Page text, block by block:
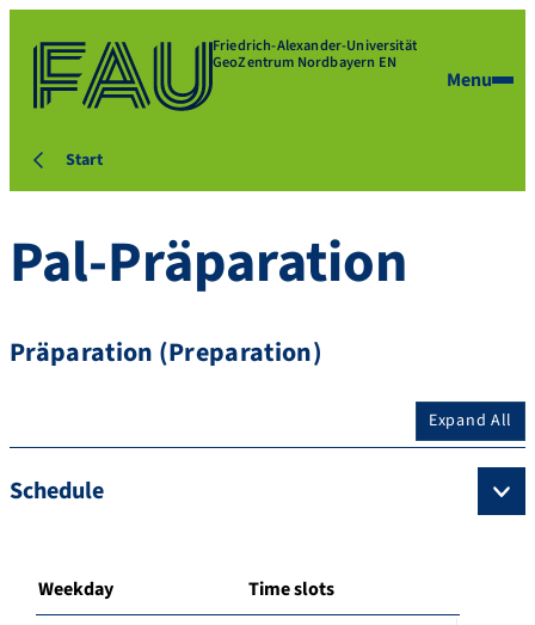
Friedrich-Alexander-Universität
GeoZentrum Nordbayern EN
Menu
Start
Pal-Präparation
Präparation (Preparation)
Expand All
Schedule
Weekday Time slots